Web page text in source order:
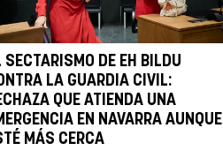
SECTARISMO DE EH BILDU
LA GUARDIA CIVIL:
QUE ATIENDA UNA
EN NAVARRA AUNQUE
MÁS CERCA